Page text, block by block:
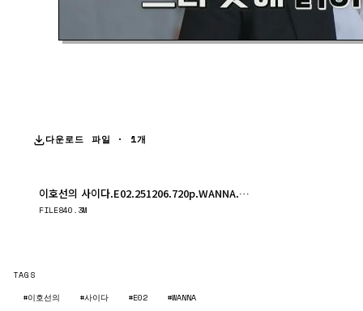
다운로드 파일 · 1개
이호선의 사이다.E02.251206.720p.WANNA.mp4
FILE840.3M
TAGS
#이호선의
#사이다 #E02 #WANNA